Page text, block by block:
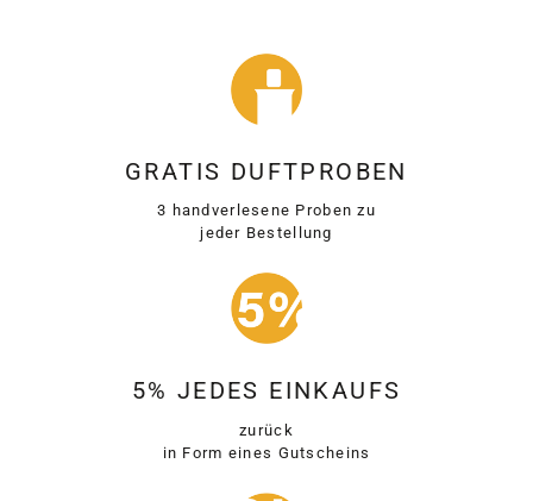
GRATIS DUFTPROBEN
3 handverlesene Proben zu
jeder Bestellung
5% JEDES EINKAUFS
zurück
in Form eines Gutscheins